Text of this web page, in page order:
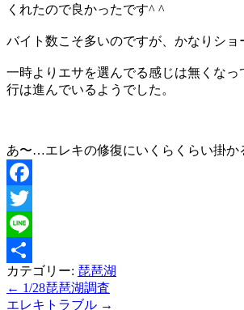
くれたので良かったです^ ^
バイト数こそ多いのですが、かなりショ
一時よりエサを選んでる感じは無くなっ
行は進んでいるようでした。
あ〜…エレキの修復にいくらくらい掛
Facebook
Twitter
Line
共
有
カテゴリー: 琵琶湖
投
← 1/28琵琶湖調査
エレキトラブル →